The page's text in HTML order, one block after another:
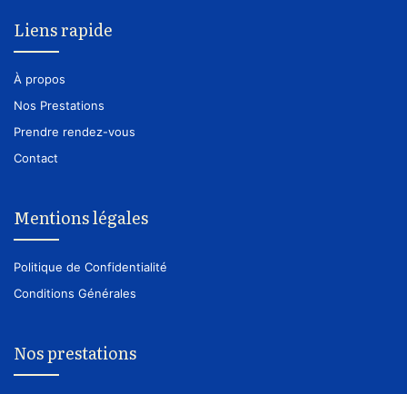
Liens rapide
À propos
Nos Prestations
Prendre rendez-vous
Contact
Mentions légales
Politique de Confidentialité
Conditions Générales
Nos prestations